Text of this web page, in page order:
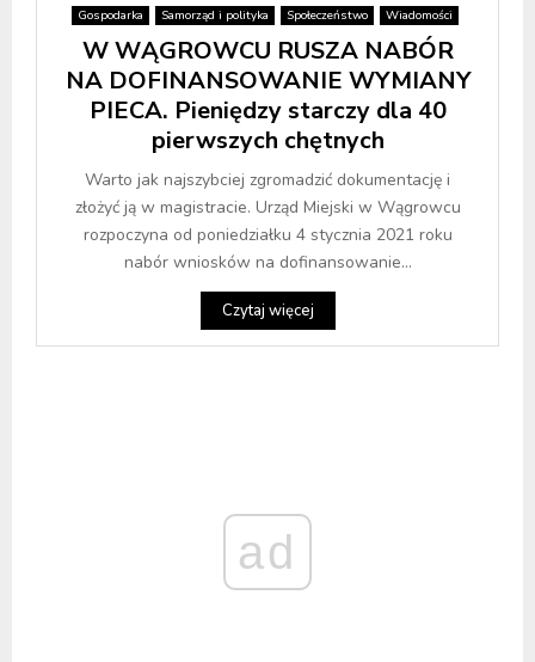
Gospodarka Samorząd i polityka Społeczeństwo Wiadomości
W WĄGROWCU RUSZA NABÓR
NA DOFINANSOWANIE WYMIANY
PIECA. Pieniędzy starczy dla 40
pierwszych chętnych
Warto jak najszybciej zgromadzić dokumentację i
złożyć ją w magistracie. Urząd Miejski w Wągrowcu
rozpoczyna od poniedziałku 4 stycznia 2021 roku
nabór wniosków na dofinansowanie...
Czytaj więcej
ad